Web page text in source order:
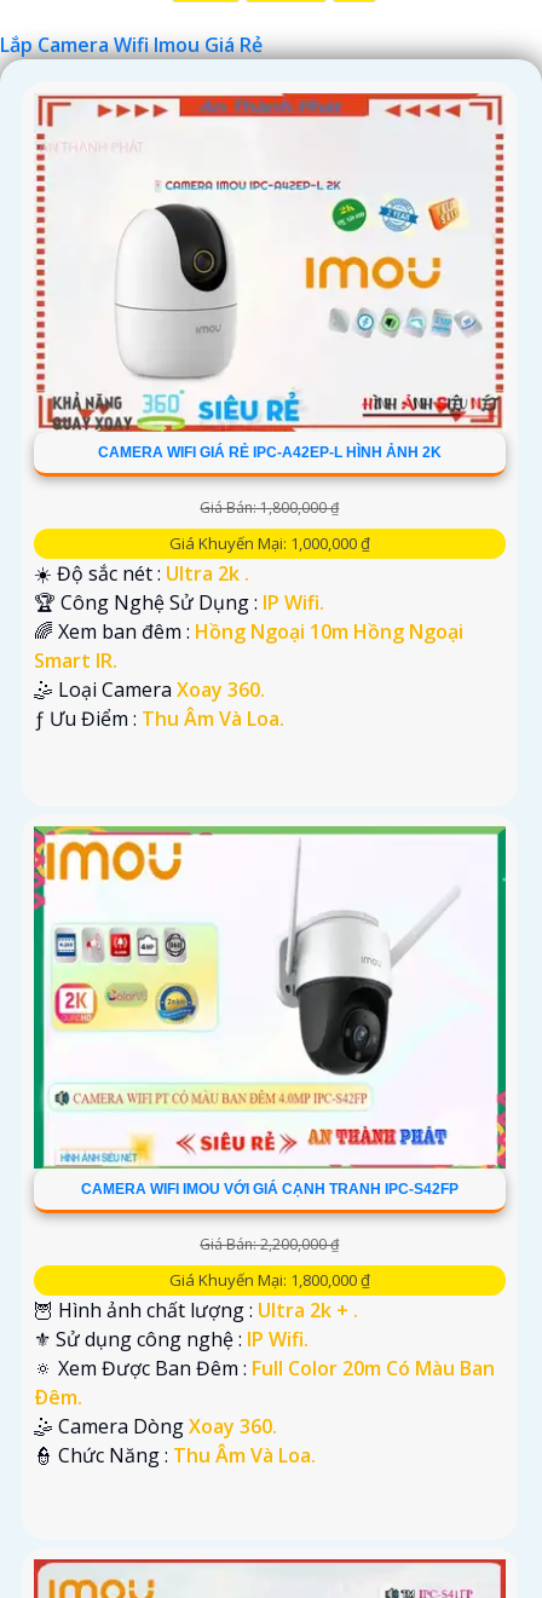
Lắp Camera Wifi Imou Giá Rẻ
CAMERA WIFI GIÁ RẺ IPC-A42EP-L HÌNH ẢNH 2K
Giá Bán: 1,800,000 ₫
Giá Khuyến Mại: 1,000,000 ₫
☀️ Độ sắc nét : Ultra 2k .
🏆 Công Nghệ Sử Dụng : IP Wifi.
🌈 Xem ban đêm : Hồng Ngoại 10m Hồng Ngoại
Smart IR.
🤹 Loại Camera Xoay 360.
️ƒ Ưu Điểm : Thu Âm Và Loa.
CAMERA WIFI IMOU VỚI GIÁ CẠNH TRANH IPC-S42FP
Giá Bán: 2,200,000 ₫
Giá Khuyến Mại: 1,800,000 ₫
🦉 Hình ảnh chất lượng : Ultra 2k + .
⚜️ Sử dụng công nghệ : IP Wifi.
🔅 Xem Được Ban Đêm : Full Color 20m Có Màu Ban
Ðêm.
🤹 Camera DòngXoay 360.
️👮 Chức Năng : Thu Âm Và Loa.